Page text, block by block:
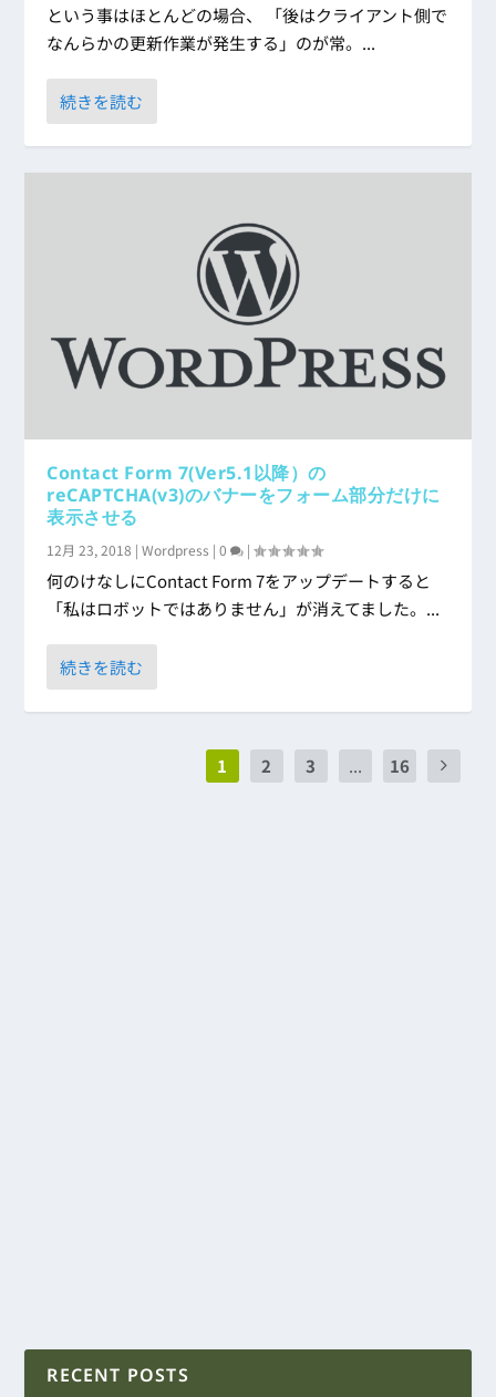
という事はほとんどの場合、 「後はクライアント側で
なんらかの更新作業が発生する」のが常。...
続きを読む
Contact Form 7(Ver5.1以降）の
reCAPTCHA(v3)のバナーをフォーム部分だけに
表示させる
12月 23, 2018 |Wordpress |0 |
何のけなしにContact Form 7をアップデートすると
「私はロボットではありません」が消えてました。...
続きを読む
1 2 3 ... 16
RECENT POSTS